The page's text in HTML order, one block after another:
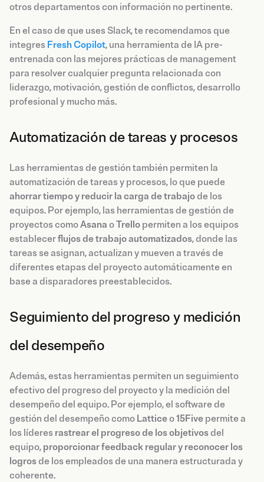
otros departamentos con información no pertinente.
En el caso de que uses Slack, te recomendamos que
integres Fresh Copilot, una herramienta de IA pre-
entrenada con las mejores prácticas de management
para resolver cualquier pregunta relacionada con
liderazgo, motivación, gestión de conflictos, desarrollo
profesional y mucho más.
Automatización de tareas y procesos
Las herramientas de gestión también permiten la
automatización de tareas y procesos, lo que puede
ahorrar tiempo y reducir la carga de trabajode los
equipos. Por ejemplo, las herramientas de gestión de
proyectos comoAsana oTrello permiten a los equipos
establecerflujos de trabajo automatizados, donde las
tareas se asignan, actualizan y mueven a través de
diferentes etapas del proyecto automáticamente en
base a disparadores preestablecidos.
Seguimiento del progreso y medición
del desempeño
Además, estas herramientas permiten un seguimiento
efectivo del progreso del proyecto y la medición del
desempeño del equipo. Por ejemplo, el software de
gestión del desempeño como Latticeo15Five permite a
los líderes rastrear el progreso de los objetivosdel
equipo, proporcionar feedback regular y reconocer los
logrosde los empleados de una manera estructurada y
coherente.